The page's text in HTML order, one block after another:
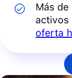
Más
activos
oferta